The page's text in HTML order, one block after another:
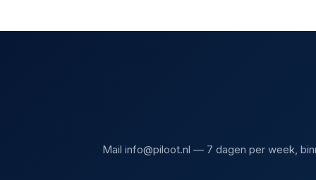
Mail info@piloot.nl — 7 dagen per week,